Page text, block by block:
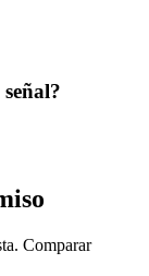
Comparar